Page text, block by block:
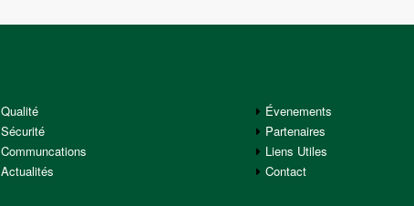
Qualité
Sécurité
Communcations
Actualités
Évenements
Partenaires
Liens Utiles
Contact